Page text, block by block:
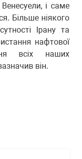
і саме
Більше ніякого
Ірану та
нафтової
всіх наших
він.